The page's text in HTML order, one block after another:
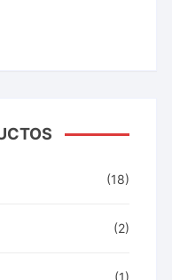
(18)
(2)